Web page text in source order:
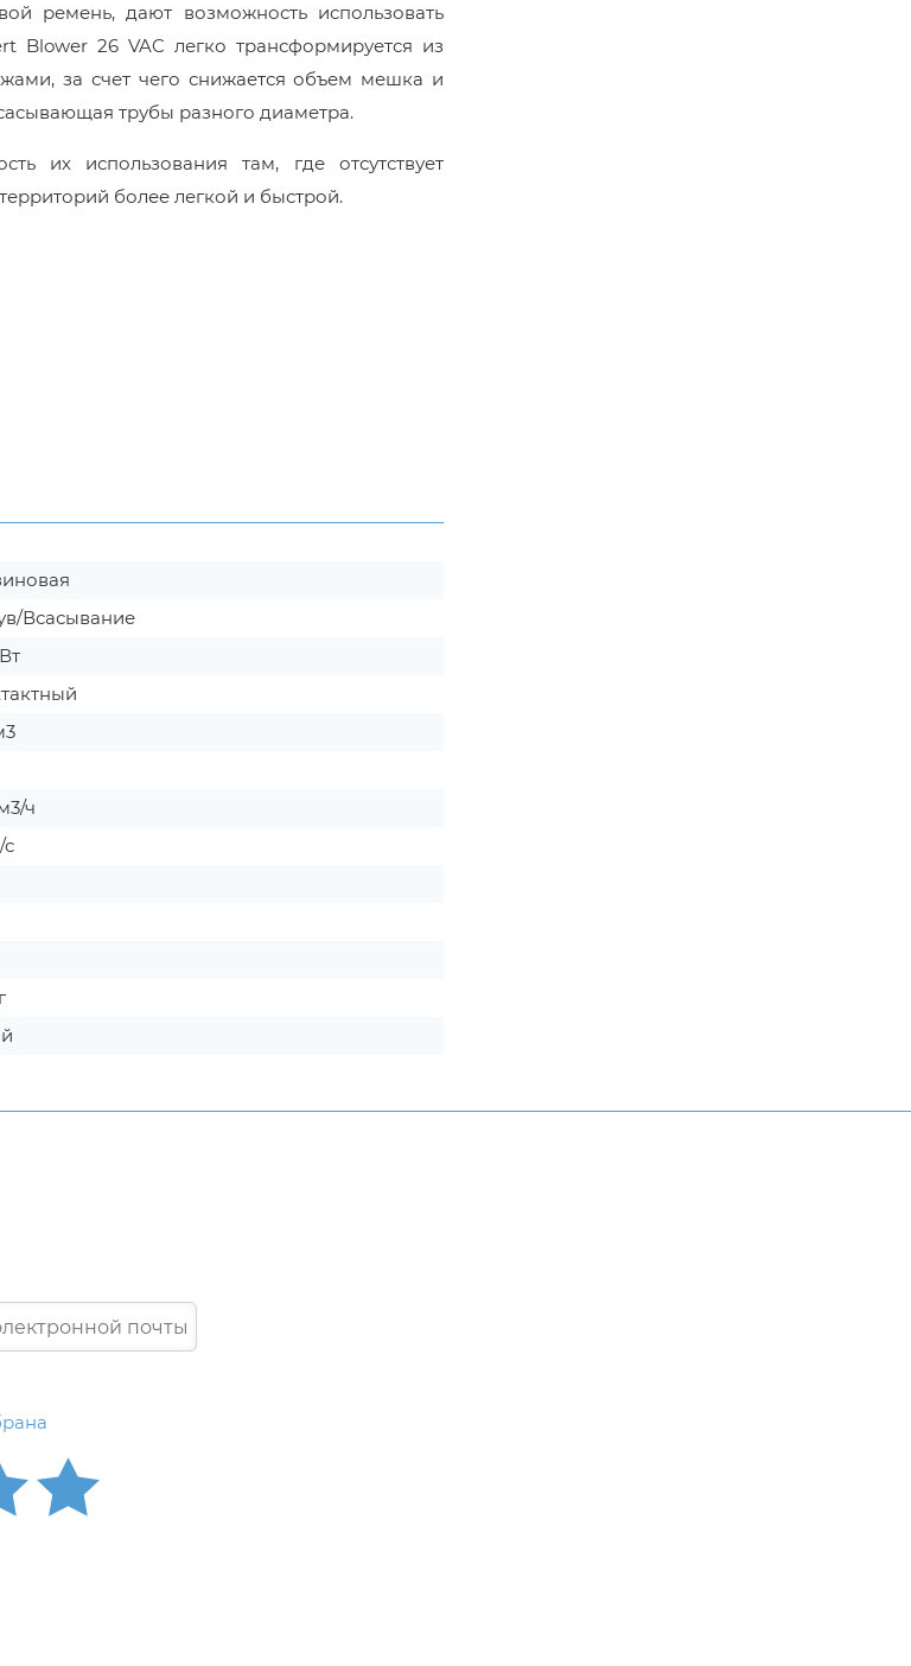
ремень, дают возможность использовать
Blower 26 VAC легко трансформируется из
за счет чего снижается объем мешка и
трубы разного диаметра.
их использования там, где отсутствует
более легкой и быстрой.
Всасывание
ч